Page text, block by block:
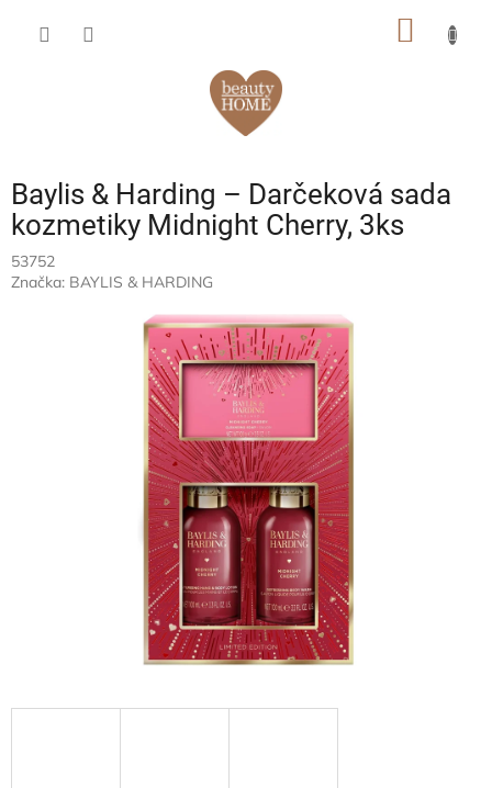
Baylis & Harding – Darčeková sada
kozmetiky Midnight Cherry, 3ks
53752
Značka: BAYLIS & HARDING